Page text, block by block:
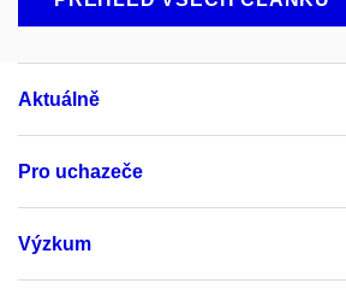
Aktuálně
Pro uchazeče
Výzkum